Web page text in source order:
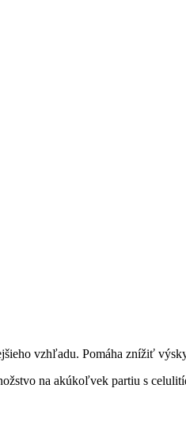
vzhľadu. Pomáha znížiť
na akúkoľvek partiu s